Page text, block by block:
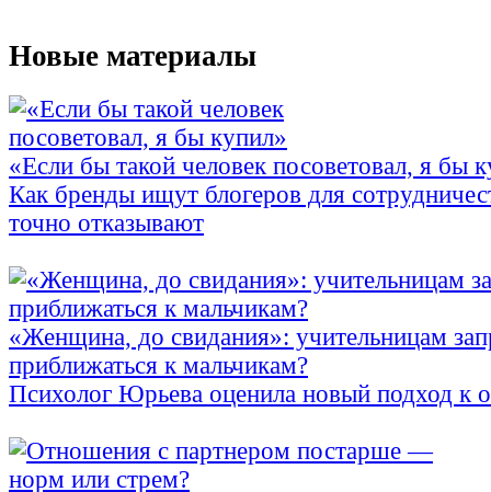
Новые материалы
«Если бы такой человек посоветовал, я бы
Как бренды ищут блогеров для
точно отказывают
«Женщина, до свидания»: учительницам
приближаться к мальчикам?
Психолог Юрьева оценила новый подход к